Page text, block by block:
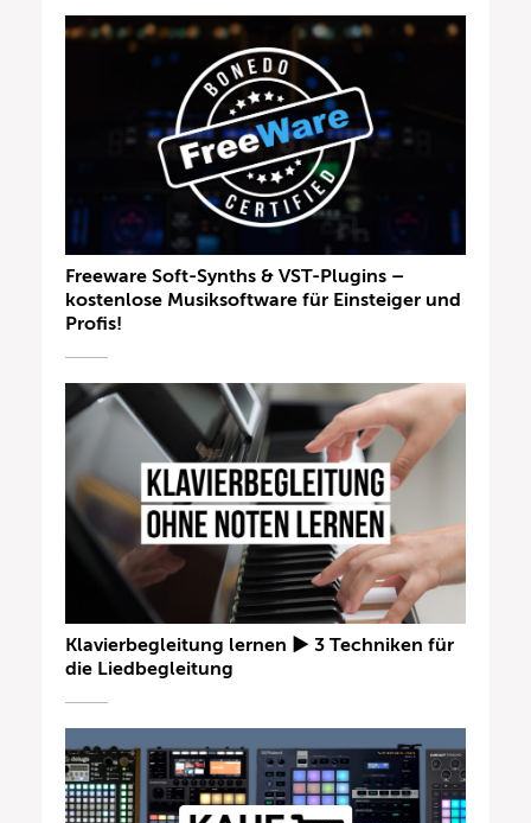
Freeware Soft-Synths & VST-Plugins –
kostenlose Musiksoftware für Einsteiger und
Profis!
Klavierbegleitung lernen ► 3 Techniken für
die Liedbegleitung